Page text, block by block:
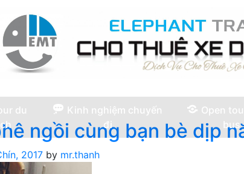
du
Kinh nghiệm chuyến
đi
Open
bus
ngồi cùng bạn bè dịp
2017 by mr.thanh